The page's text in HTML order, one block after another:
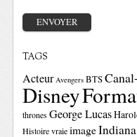
TAGS
Acteur Avengers BTS
Disney
thrones George Lucas
Histoire vraie image